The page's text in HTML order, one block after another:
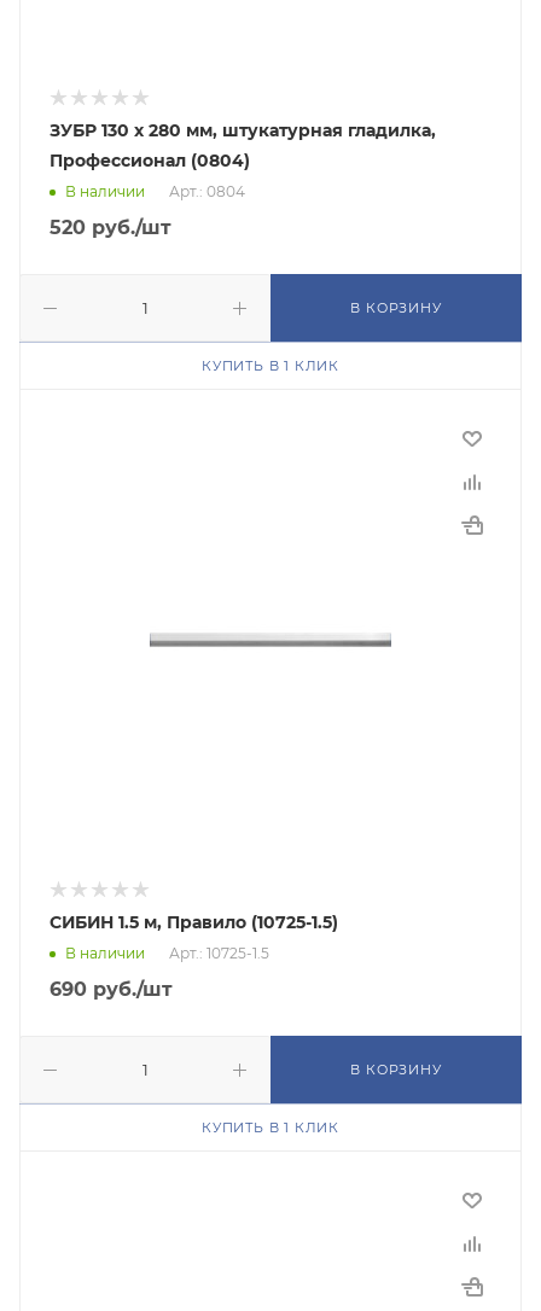
ЗУБР 130 х 280 мм, штукатурная гладилка,
Профессионал (0804)
В наличии Арт.: 0804
520 руб./шт
В КОРЗИНУ
КУПИТЬ В 1 КЛИК
СИБИН 1.5 м, Правило (10725-1.5)
В наличии Арт.: 10725-1.5
690 руб./шт
В КОРЗИНУ
КУПИТЬ В 1 КЛИК